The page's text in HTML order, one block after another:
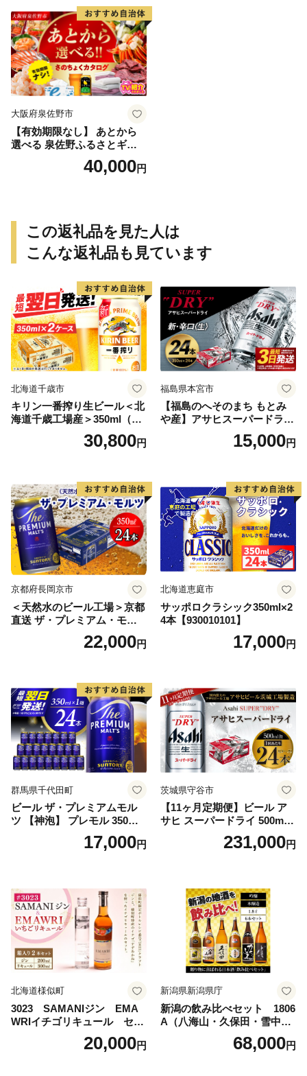
大阪府泉佐野市
【有効期限なし】 あとから
選べる 泉佐野ふるさとギフ
ト（寄附40,000円コース）
【4000品以上掲載 高評価 カ
セレクト カタログギフト】
40,000円
この返礼品を見た人は
こんな返礼品も見ています
北海道千歳市
キリン一番搾り生ビール＜北
海道千歳工場産＞350ml（24
30,800円
福島県本宮市
【福島のへそのまち もとみ
や産】アサヒスーパードライ
350ml×24本 合計8.4L 1ケー
ス アルコール度数5% 缶ビー
口 送料無料 カメイ 本宮市
【07214-0206】
15,000円
京都府長岡京市
＜天然水のビール工場＞京都
直送 ザ・プレミアム・モル
ツ 350ml×24本 プレモル [149
22,000円
北海道恵庭市
サッポロクラシック350ml×2
4本【930010101】
17,000円
群馬県千代田町
ビール ザ・プレミアムモル
ツ 【神泡】 プレモル 350ml
× 24本 サントリー〈天然水の
ビール工場〉群馬※沖縄・離
17,000円
茨城県守谷市
【11ヶ月定期便】ビール ア
サヒ スーパードライ 500ml 2
4本 1ケース×11ヶ月 | アサヒ
ビール 究極の辛口 酒 お酒 ア
uper dry 11回 缶ビール 缶 ギ
フト 内祝い 茨城県守谷市 送
料無料
231,000円
北海道様似町
3023 SAMANIジン EMA
WRIイチゴリキュール セッ
ト（箱入り）【大人の味 酒
お酒 洋酒 スピリッツ クラフ
20,000円
新潟県新潟県庁
新潟の飲み比べセット 1806
A（八海山・久保田・雪中
梅・越乃寒梅・かたふね・千
68,000円